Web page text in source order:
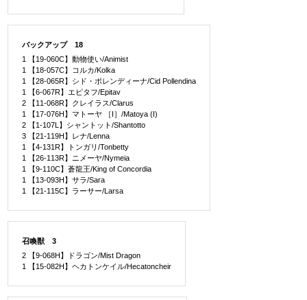
バックアップ 18
1 【19-060C】動物使い/Animist
1 【18-057C】コルカ/Kolka
1 【28-065R】シド・ポレンディーナ/Cid Pollendina
1 【6-067R】エピタフ/Epitav
2 【11-068R】クレイラス/Clarus
1 【17-076H】マトーヤ ［I］/Matoya (I)
2 【1-107L】シャントット/Shantotto
3 【21-119H】レナ/Lenna
1 【4-131R】トンガリ/Tonbetty
1 【26-113R】ニメーヤ/Nymeia
1 【9-110C】蒼龍王/King of Concordia
1 【13-093H】サラ/Sara
1 【21-115C】ラーサー/Larsa
召喚獣 3
2 【9-068H】ドラゴン/Mist Dragon
1 【15-082H】ヘカトンケイル/Hecatoncheir